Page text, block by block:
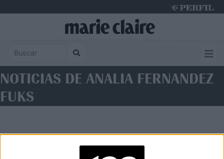
NOTICIAS DE ANALIA FERNANDEZ
FUKS